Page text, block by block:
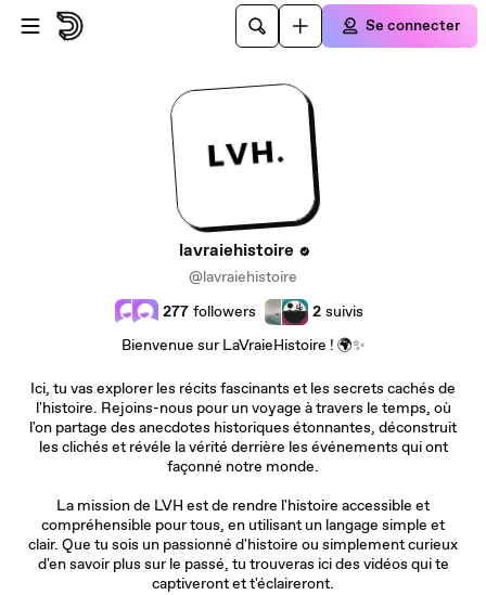
Passer au contenu principal
Se connecter
lavraiehistoire
@lavraiehistoire
277 followers 2 suivis
Bienvenue sur LaVraieHistoire ! 🌍✨
Ici, tu vas explorer les récits fascinants et les secrets cachés de
l'histoire. Rejoins-nous pour un voyage à travers le temps, où
l'on partage des anecdotes historiques étonnantes, déconstruit
les clichés et révéle la vérité derrière les événements qui ont
façonné notre monde.
La mission de LVH est de rendre l'histoire accessible et
compréhensible pour tous, en utilisant un langage simple et
clair. Que tu sois un passionné d'histoire ou simplement curieux
d'en savoir plus sur le passé, tu trouveras ici des vidéos qui te
captiveront et t'éclaireront.